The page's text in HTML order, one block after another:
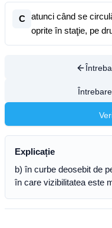
C
atunci când se
oprite în staţie, pe
Explicație
b) în curbe deosebit de
în care vizibilitatea este